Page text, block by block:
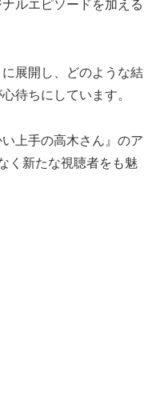
ルエピソードを加える
展開し、どのような結
待ちにしています。
上手の高木さん』のア
く新たな視聴者をも魅